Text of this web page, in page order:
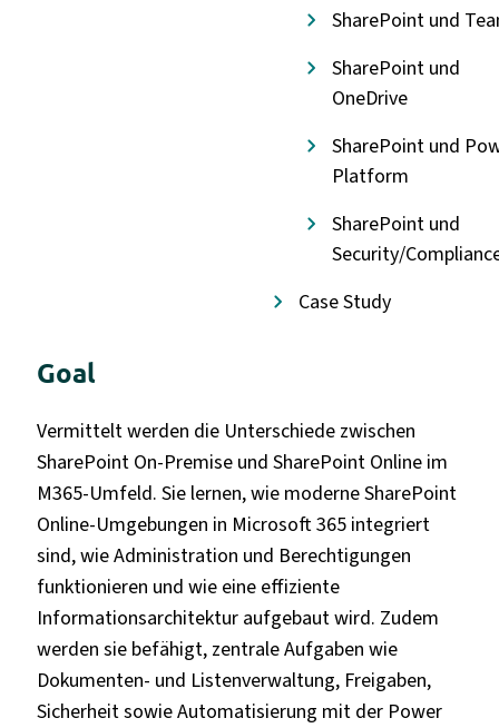
SharePoint und
SharePoint und
OneDrive
SharePoint und
Platform
SharePoint und
Security/
Case Study
Goal
Vermittelt werden die Unterschiede zwischen
SharePoint On-Premise und SharePoint Online im
M365-Umfeld. Sie lernen, wie moderne SharePoint
Online-Umgebungen in Microsoft 365 integriert
sind, wie Administration und Berechtigungen
funktionieren und wie eine effiziente
Informationsarchitektur aufgebaut wird. Zudem
werden sie befähigt, zentrale Aufgaben wie
Dokumenten- und Listenverwaltung, Freigaben,
Sicherheit sowie Automatisierung mit der Power